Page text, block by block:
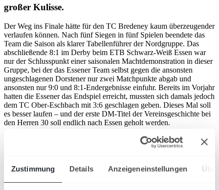
Zustimmung Details Anzeigeneinstellungen
großer Kulisse.
Der Weg ins Finale hätte für den TC Bredeney kaum überzeugender
verlaufen können. Nach fünf Siegen in fünf Spielen beendete das
Team die Saison als klarer Tabellenführer der Nordgruppe. Das
abschließende 8:1 im Derby beim ETB Schwarz-Weiß Essen war
nur der Schlusspunkt einer saisonalen Machtdemonstration in dieser
Gruppe, bei der das Essener Team selbst gegen die ansonsten
ungeschlagenen Dorstener nur zwei Matchpunkte abgab und
ansonsten nur 9:0 und 8:1-Endergebnisse einfuhr. Bereits im Vorjahr
hatten die Essener das Endspiel erreicht, mussten sich damals jedoch
dem TC Ober-Eschbach mit 3:6 geschlagen geben. Dieses Mal soll
es besser laufen – und der erste DM-Titel der Vereinsgeschichte bei
den Herren 30 soll endlich nach Essen geholt werden.
Großhesselohe mit Tommy
Haas